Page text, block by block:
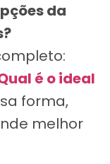
da
é o ideal
forma,
melhor